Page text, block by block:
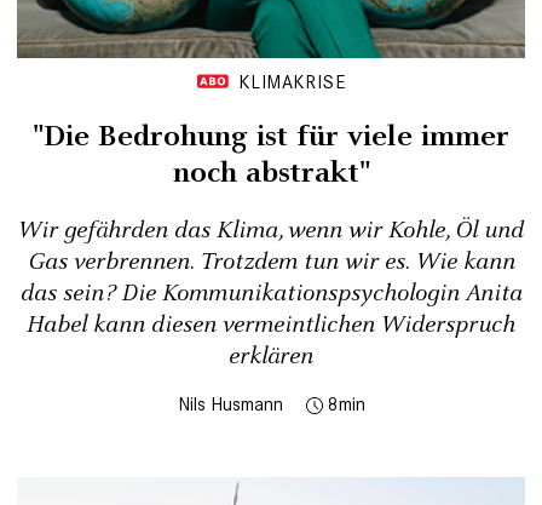
KLIMAKRISE
"Die Bedrohung ist für viele immer
noch abstrakt"
Wir gefährden das Klima, wenn wir Kohle, Öl und
Gas verbrennen. Trotzdem tun wir es. Wie kann
das sein? Die Kommunikationspsychologin Anita
Habel kann diesen vermeintlichen Widerspruch
erklären
Nils Husmann 8